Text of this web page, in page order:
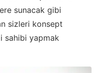
sunacak gibi
sizleri konsept
sahibi yapmak